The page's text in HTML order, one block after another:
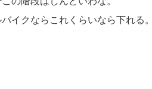
イクならこれくらいなら下れる。